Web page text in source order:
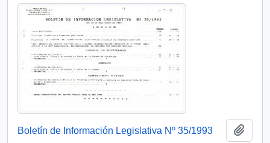
Boletín de Información Legislativa Nº 35/1993